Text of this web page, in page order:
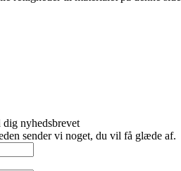
nyhedsbrevet
sender vi noget, du vil få glæde af.